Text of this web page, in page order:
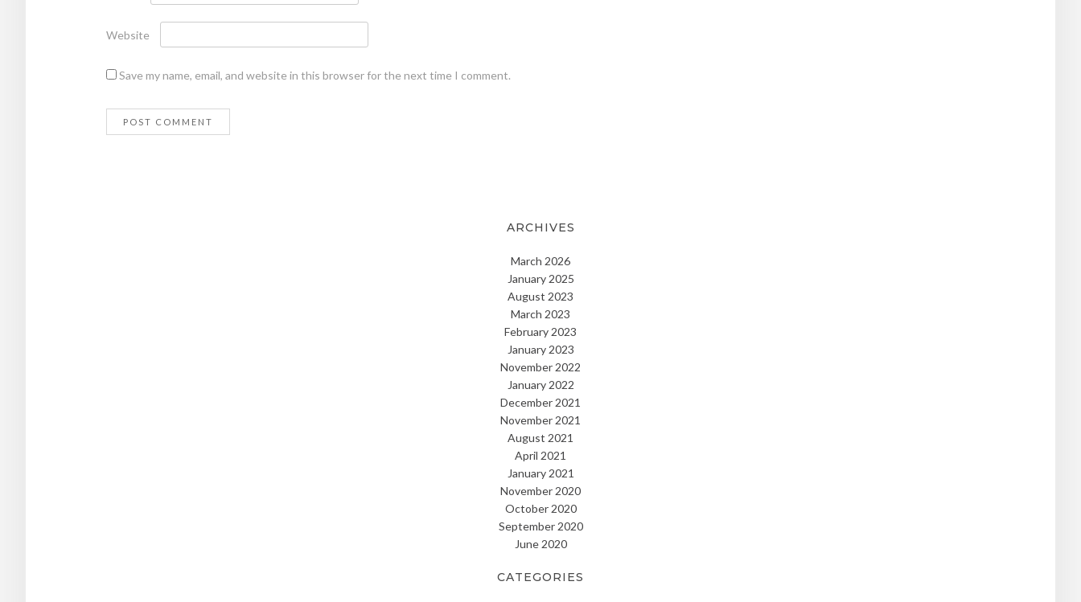
Website
Save my name, email, and website in this browser for the next time I comment.
ARCHIVES
March 2026
January 2025
August 2023
March 2023
February 2023
January 2023
November 2022
January 2022
December 2021
November 2021
August 2021
April 2021
January 2021
November 2020
October 2020
September 2020
June 2020
CATEGORIES